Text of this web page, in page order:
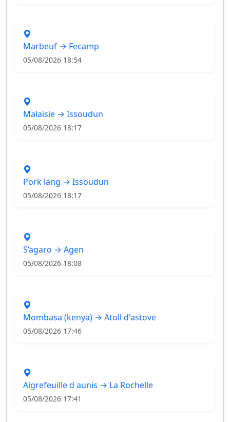
Marbeuf → Fecamp
05/08/2026 18:54
Malaisie → Issoudun
05/08/2026 18:17
Pork lang → Issoudun
05/08/2026 18:17
S’agaro → Agen
05/08/2026 18:08
Mombasa (kenya) → Atoll d'astove
05/08/2026 17:46
Aigrefeuille d aunis → La Rochelle
05/08/2026 17:41